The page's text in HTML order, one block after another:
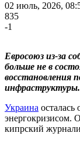
02 июль, 2026,
835
-1
Евросоюз из-за
больше не в
восстановления
инфраструктуры.
Украина
энергокризисом.
кипрский